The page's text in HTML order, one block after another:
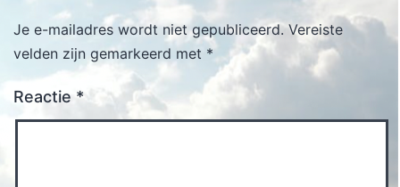
Je e-mailadres wordt niet gepubliceerd. Vereiste
velden zijn gemarkeerd met *
Reactie *